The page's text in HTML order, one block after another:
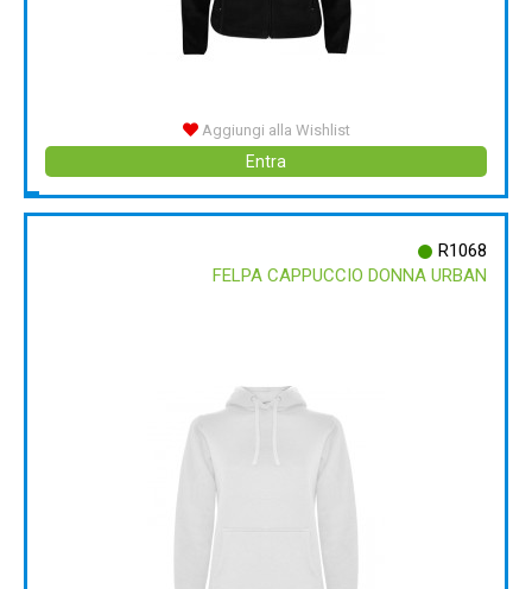
Aggiungi alla Wishlist
Entra
R1068
FELPA CAPPUCCIO DONNA URBAN